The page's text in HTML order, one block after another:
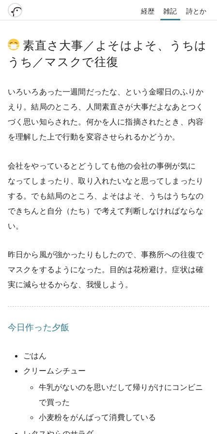
経歴 雑記 詩とか
素直さ大事／よそはよそ、うちは
うち／マスクで往復
いろいろあった一週間だったな、という金曜日のふりか
えり。結局のところ、人間素直さが大事だよなあとつく
づく思い知らされた。何かを人に指摘されたとき、内容
を理解した上で行動を変容させられるかどうか。
会社をやっているとどうしても他の会社の事例が気に
なってしまったり、取り入れたいなと思ってしまったり
する。でも結局のところ、よそはよそ、うちはうちなの
できちんと自分（たち）で考えて判断しなければならな
い。
昨日から風が強かったりもしたので、事務所への往復で
マスクをするようになった。目的は花粉避け。症状は確
実に減らせるからな、我慢しよう。
今日作った夕飯
ごはん
クリームシチュー
牛乳がないのを思いだして帰りがけにコンビニ
で買った
小麦粉をがんばって消費している